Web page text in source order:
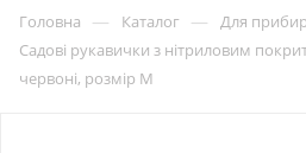
Головна — Каталог — Для
Садові рукавички з нітриловим
червоні, розмір М